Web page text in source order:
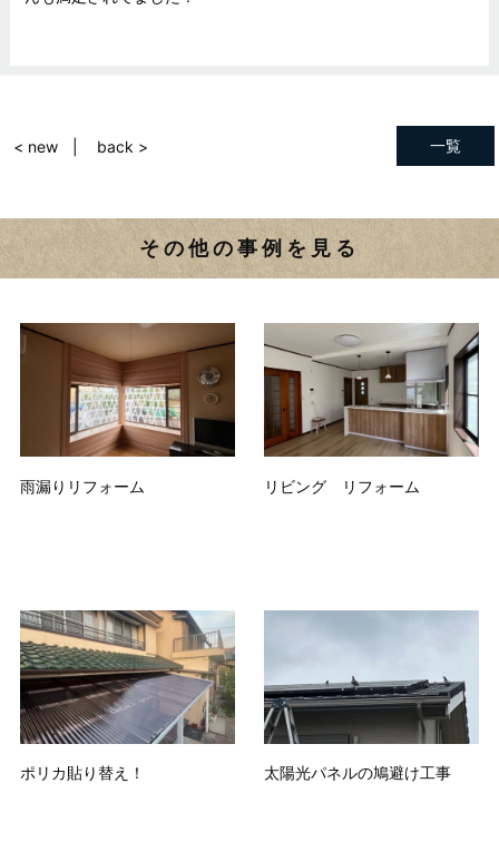
一覧
< new back >
その他の事例を見る
雨漏りリフォーム リビング リフォーム
ポリカ貼り替え！ 太陽光パネルの鳩避け工事